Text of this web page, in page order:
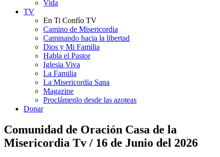
Vida
TV
En Ti Confío TV
Camino de Misericordia
Caminando hacia la libertad
Dios y Mi Familia
Habla el Pastor
Iglesia Viva
La Familia
La Misericordia Sana
Magazine
Proclámenlo desde las azoteas
Donar
Comunidad de Oración Casa de la
Misericordia Tv / 16 de Junio del 2026